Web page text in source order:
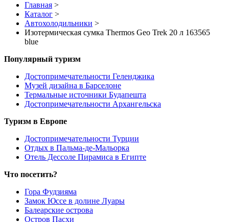
Главная >
Каталог >
Автохолодильники >
Изотермическая сумка Thermos Geo Trek 20 л 163565
blue
Популярный туризм
Достопримечательности Геленджика
Музей дизайна в Барселоне
Термальные источники Будапешта
Достопримечательности Архангельска
Туризм в Европе
Достопримечательности Турции
Отдых в Пальма-де-Мальорка
Отель Дессоле Пирамиса в Египте
Что посетить?
Гора Фудзияма
Замок Юссе в долине Луары
Балеарские острова
Остров Пасхи